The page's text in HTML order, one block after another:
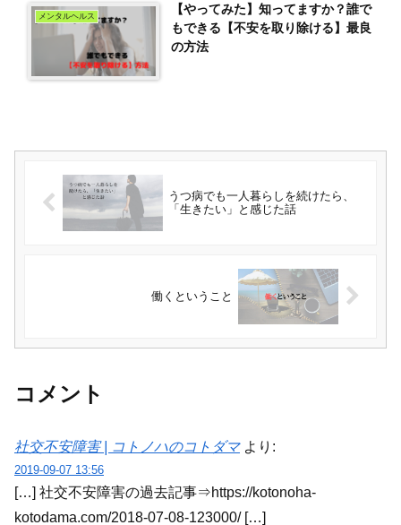
メンタルヘルス
【やってみた】知ってますか？誰で
もできる【不安を取り除ける】最良
の方法
うつ病でも一人暮らしを続けたら、
「生きたい」と感じた話
働くということ
コメント
社交不安障害 | コトノハのコトダマ より:
2019-09-07 13:56
[…] 社交不安障害の過去記事⇒https://kotonoha-
kotodama.com/2018-07-08-123000/ […]